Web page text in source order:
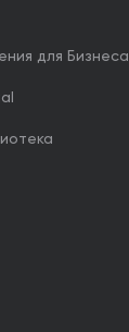
для Бизнеса